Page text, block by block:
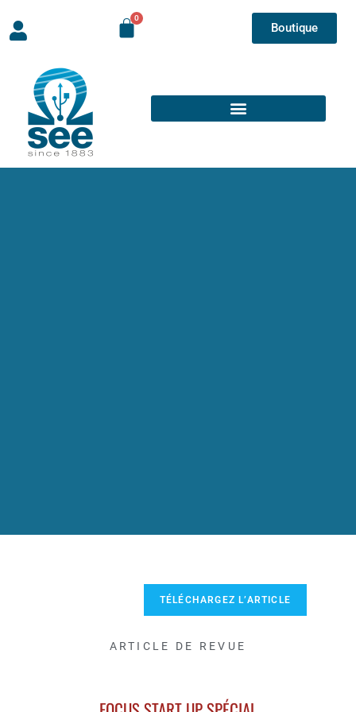
Boutique
TÉLÉCHARGEZ L’ARTICLE
ARTICLE DE REVUE